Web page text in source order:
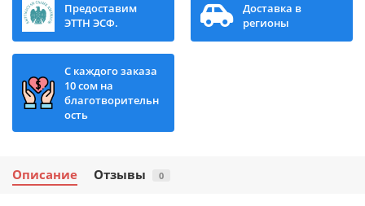
Предоставим
ЭТТН ЭСФ.
Доставка в
регионы
С каждого заказа
10 сом на
благотворительн
ость
Описание Отзывы 0